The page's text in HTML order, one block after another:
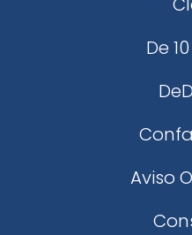
De
Aviso